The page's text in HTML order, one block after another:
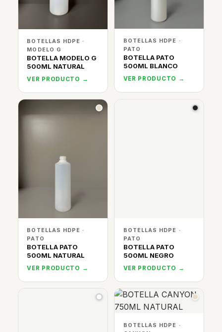
BOTELLAS HDPE ·
MODELO G
BOTELLA MODELO G
500ML NATURAL
VER PRODUCTO →
BOTELLAS HDPE ·
PATO
BOTELLA PATO
500ML BLANCO
VER PRODUCTO →
BOTELLAS HDPE ·
PATO
BOTELLA PATO
500ML NATURAL
VER PRODUCTO →
BOTELLAS HDPE ·
PATO
BOTELLA PATO
500ML NEGRO
VER PRODUCTO →
BOTELLAS HDPE ·